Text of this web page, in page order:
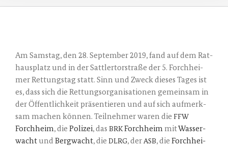
grösseres
Bild
Am Sams­tag, den 28. Sep­tem­ber 2019, fand auf dem Rat­
haus­platz und in der Satt­ler­tor­stra­ße der 5. Forch­hei­
mer Ret­tungs­tag statt. Sinn und Zweck die­ses Tages ist
es, dass sich die Ret­tungs­or­ga­ni­sa­tio­nen gemein­sam in
der Öffent­lich­keit prä­sen­tie­ren und auf sich auf­merk­
sam machen kön­nen. Teil­neh­mer waren die FFW
Forch­heim, die Poli­zei, das BRKForch­heimmitWas­ser­
wachtund Berg­wacht, die DLRG, der ASB, die Forch­hei­